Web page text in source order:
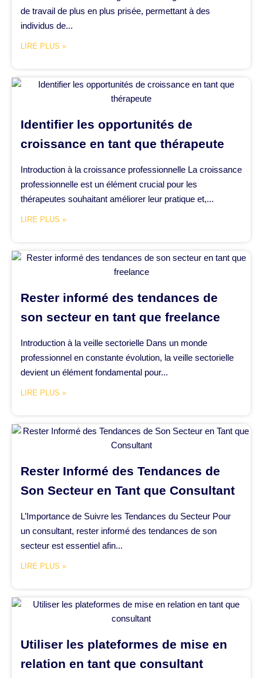
de travail de plus en plus prisée, permettant à des
individus de...
LIRE PLUS »
Identifier les opportunités de
croissance en tant que thérapeute
Introduction à la croissance professionnelle La croissance
professionnelle est un élément crucial pour les
thérapeutes souhaitant améliorer leur pratique et,...
LIRE PLUS »
Rester informé des tendances de
son secteur en tant que freelance
Introduction à la veille sectorielle Dans un monde
professionnel en constante évolution, la veille sectorielle
devient un élément fondamental pour...
LIRE PLUS »
Rester Informé des Tendances de
Son Secteur en Tant que Consultant
L’Importance de Suivre les Tendances du Secteur Pour
un consultant, rester informé des tendances de son
secteur est essentiel afin...
LIRE PLUS »
Utiliser les plateformes de mise en
relation en tant que consultant